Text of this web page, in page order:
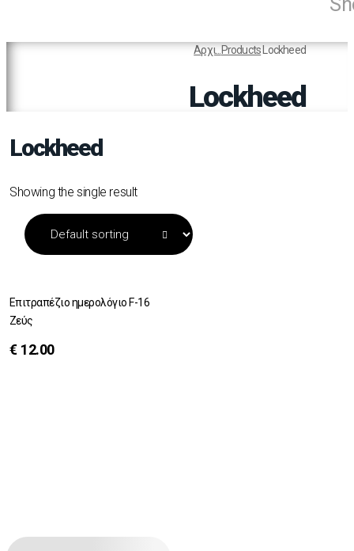
Αρχι...ProductsLockheed
Lockheed
Lockheed
Showing the single result
Επιτραπέζιο ημερολόγιο F-16
Ζεύς
€ 12.00